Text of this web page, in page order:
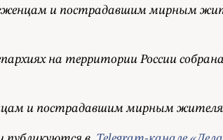
и пострадавшим мирным
на территории России
и пострадавшим мирным